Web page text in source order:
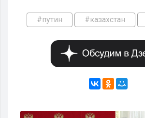
#путин #казахстан